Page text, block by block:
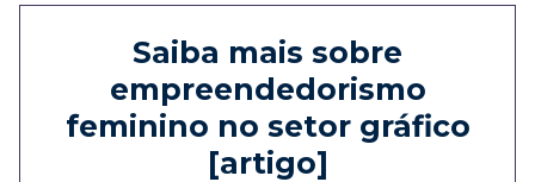
Saiba mais sobre
empreendedorismo
feminino no setor gráfico
[artigo]